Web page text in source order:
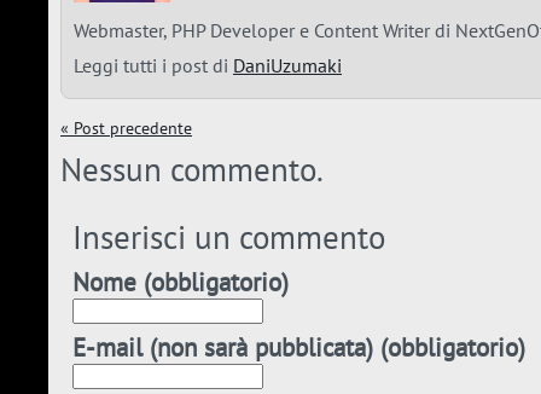
Webmaster, PHP Developer e Content Writer di
Leggi tutti i post di DaniUzumaki
« Post precedente
Nessun commento.
Inserisci un commento
Nome (obbligatorio)
E-mail (non sarà pubblicata) (obbligatorio)